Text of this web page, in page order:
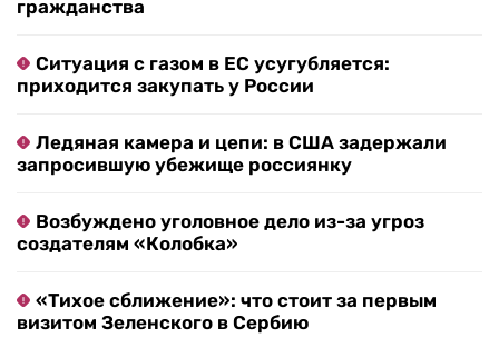
гражданства
Ситуация с газом в ЕС усугубляется:
приходится закупать у России
Ледяная камера и цепи: в США задержали
запросившую убежище россиянку
Возбуждено уголовное дело из-за угроз
создателям «Колобка»
«Тихое сближение»: что стоит за первым
визитом Зеленского в Сербию